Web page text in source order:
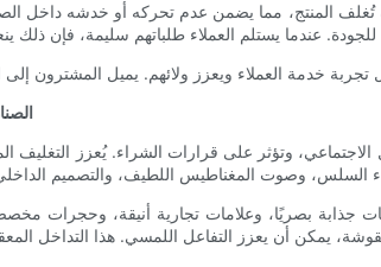
المنتج، مما يضمن عدم تحركه أو خدشه داخل
وتؤثر على قرارات الشراء. يُعزز التغليف
جذابة بصريًا، وعلامات تجارية أنيقة، وحجرات